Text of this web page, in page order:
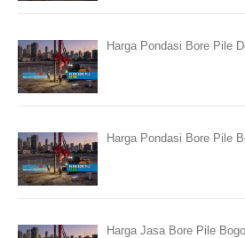
Harga Pondasi Bore Pile
Harga Pondasi Bore Pile
Harga Jasa Bore Pile